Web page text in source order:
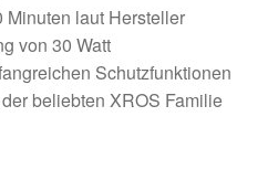
laut Hersteller
von 30 Watt
Schutzfunktionen
beliebten XROS Familie